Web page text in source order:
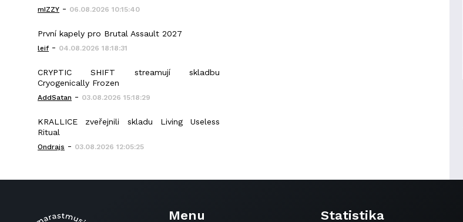
mIZZY - 06.08.2026 10:15:40
První kapely pro Brutal Assault 2027
leif - 04.08.2026 18:18:31
CRYPTIC SHIFT streamují skladbu
Cryogenically Frozen
AddSatan - 03.08.2026 15:18:29
KRALLICE zveřejnili skladu Living Useless
Ritual
Ondrajs - 03.08.2026 12:05:25
Menu Statistika